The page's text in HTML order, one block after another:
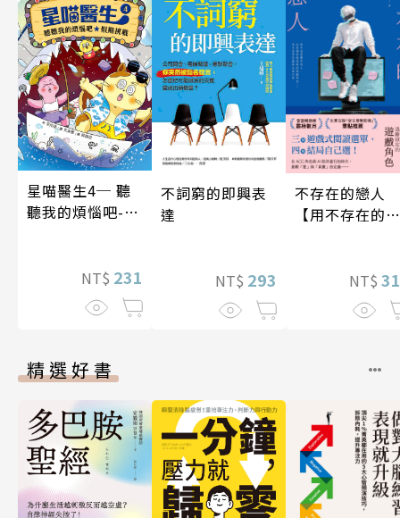
星喵醫生4─ 聽
聽我的煩惱吧-假
NT$ 231
不詞窮的即興表
達
NT$ 293
不存在的戀人
【用不存在的
NT$
精選好書